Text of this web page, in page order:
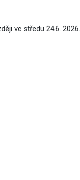
ve středu 24.6. 2026.